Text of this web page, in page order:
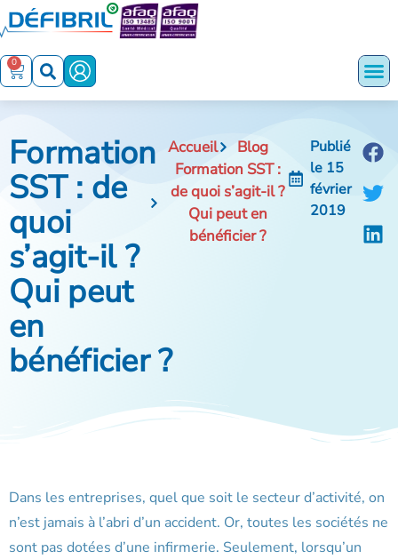
0
Formation
SST : de
quoi
s’agit-il ?
Qui peut
en
bénéficier ?
Accueil
Blog
Formation SST :
de quoi s’agit-il ?
Qui peut en
bénéficier ?
Publié
le 15
février
2019
Dans les entreprises, quel que soit le secteur d’activité, on
n’est jamais à l’abri d’un accident. Or, toutes les sociétés ne
sont pas dotées d’une infirmerie. Seulement, lorsqu’un